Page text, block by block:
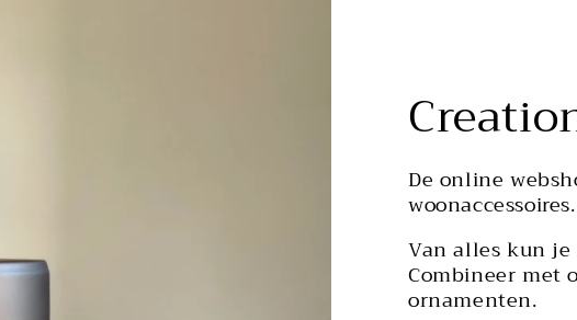
De online
woonaccessoires.
Van alles kun
Combineer met
ornamenten.